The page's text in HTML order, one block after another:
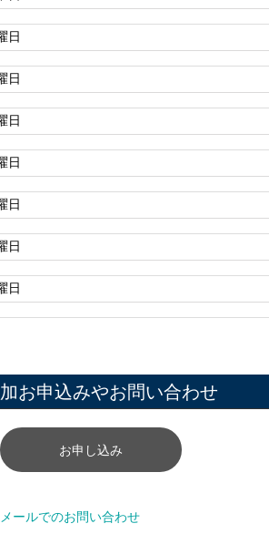
日
日
日
日
日
日
日
お申込みやお問い合わせ
お申し込み
メールでのお問い合わせ